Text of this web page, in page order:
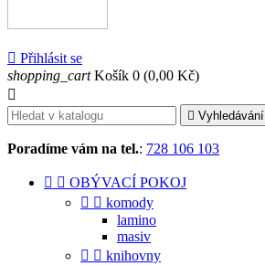
 Přihlásit se
shopping_cart Košík 0 (0,00 Kč)

 Vyhledávání
Poradíme vám na tel.: 728 106 103
  OBÝVACÍ POKOJ
  komody
lamino
masiv
  knihovny